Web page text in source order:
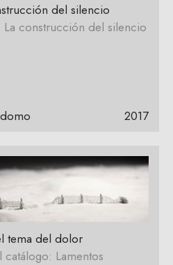
del silencio
La construcción del silencio
2017
tema del dolor
catálogo: Lamentos